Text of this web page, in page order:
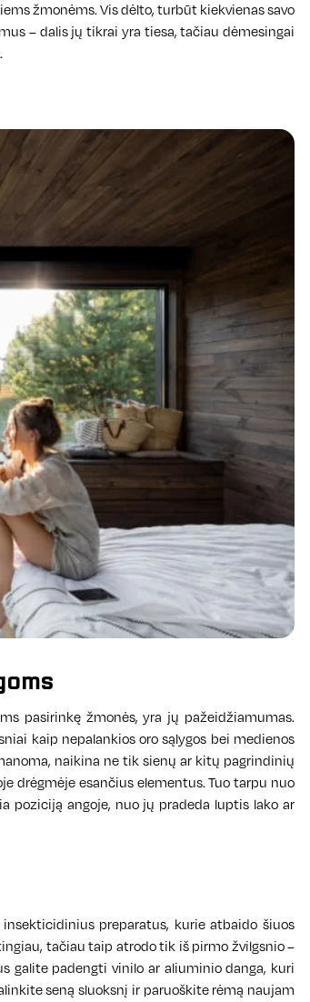
žmonėms. Vis dėlto, turbūt kiekvienas savo
– dalis jų tikrai yra tiesa, tačiau dėmesingai
pasirinkę žmonės, yra jų pažeidžiamumas.
kaip nepalankios oro sąlygos bei medienos
naikina ne tik sienų ar kitų pagrindinių
drėgmėje esančius elementus. Tuo tarpu nuo
poziciją angoje, nuo jų pradeda luptis lako ar
preparatus, kurie atbaido šiuos
tačiau taip atrodo tik iš pirmo žvilgsnio –
galite padengti vinilo ar aliuminio danga, kuri
seną sluoksnį ir paruoškite rėmą naujam